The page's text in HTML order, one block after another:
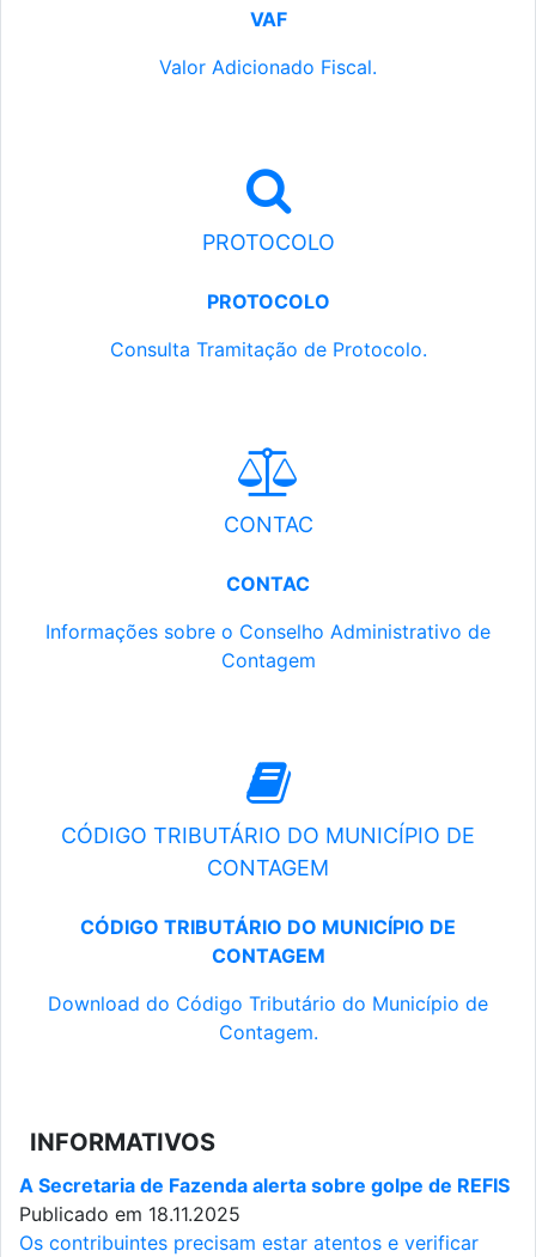
VAF
Valor Adicionado Fiscal.
PROTOCOLO
PROTOCOLO
Consulta Tramitação de Protocolo.
CONTAC
CONTAC
Informações sobre o Conselho Administrativo de
Contagem
CÓDIGO TRIBUTÁRIO DO MUNICÍPIO DE
CONTAGEM
CÓDIGO TRIBUTÁRIO DO MUNICÍPIO DE
CONTAGEM
Download do Código Tributário do Município de
Contagem.
INFORMATIVOS
A Secretaria de Fazenda alerta sobre golpe de REFIS
Publicado em 18.11.2025
Os contribuintes precisam estar atentos e verificar